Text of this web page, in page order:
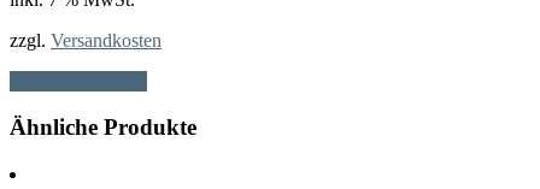
zzgl. Versandkosten
Ähnliche Produkte